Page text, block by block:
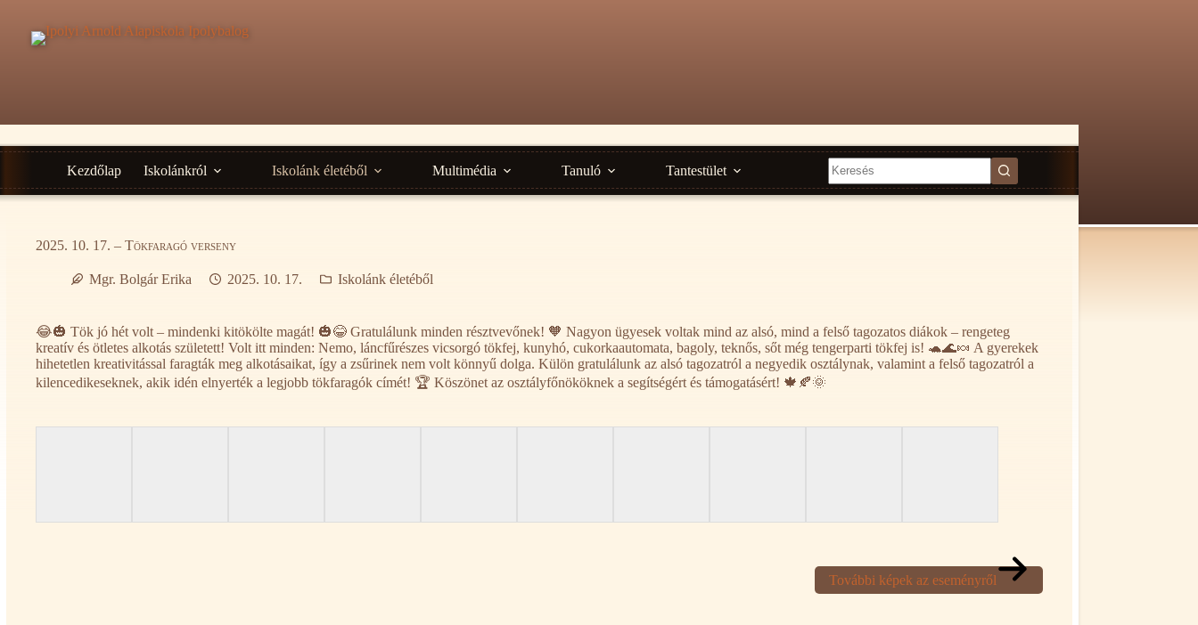
tartalomra
Kezdőlap Iskolánkról Iskolánk életéből Multimédia Tanuló Tantestület
Nincs
találat
2025. 10. 17. – Tökfaragó verseny
Mgr. Bolgár Erika 2025. 10. 17. Iskolánk életéből
😂🎃 Tök jó hét volt – mindenki kitökölte magát! 🎃😂 Gratulálunk minden résztvevőnek! 🧡 Nagyon ügyesek voltak mind az alsó, mind a felső tagozatos diákok – rengeteg
kreatív és ötletes alkotás született! Volt itt minden: Nemo, láncfűrészes vicsorgó tökfej, kunyhó, cukorkaautomata, bagoly, teknős, sőt még tengerparti tökfej is! 🐢🌊🍬 A gyerekek
hihetetlen kreativitással faragták meg alkotásaikat, így a zsűrinek nem volt könnyű dolga. Külön gratulálunk az alsó tagozatról a negyedik osztálynak, valamint a felső tagozatról a
kilencedikeseknek, akik idén elnyerték a legjobb tökfaragók címét! 🏆 Köszönet az osztályfőnököknek a segítségért és támogatásért! 🍁🍂🌞
További képek az eseményről